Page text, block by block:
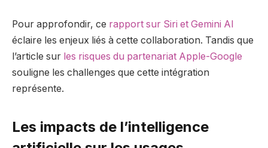
Pour approfondir, ce rapport sur Siri et Gemini AI
éclaire les enjeux liés à cette collaboration. Tandis que
l’article sur les risques du partenariat Apple-Google
souligne les challenges que cette intégration
représente.
Les impacts de l’intelligence